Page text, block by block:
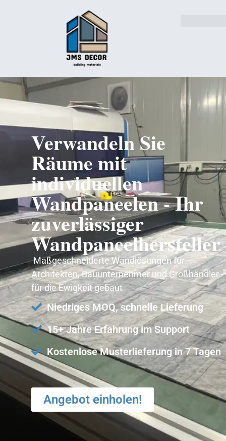
Verwandeln Sie
Räume mit
individuellen
Wandpaneelen - Ihr
zuverlässiger
Wandpaneelhersteller
Maßgeschneiderte Wandlösungen für
Architekten, Bauunternehmer und Großhändler -
für die Ewigkeit gebaut
Niedriges MOQ, schnelle Lieferung
15+ Jahre Erfahrung im Support
Kostenlose Musterlieferung in 7 Tagen
Angebot einholen!